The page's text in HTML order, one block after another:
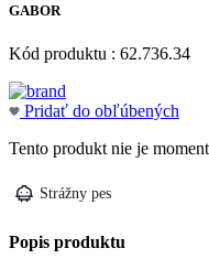
GABOR
Kód produktu : 62.736.34
Pridať do obľúbených
Tento produkt nie je
Strážny pes
Popis produktu